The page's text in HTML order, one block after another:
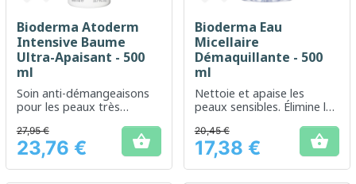
Bioderma Atoderm
Intensive Baume
Ultra-Apaisant - 500
ml
Soin anti-démangeaisons
pour les peaux très
atopiques
Prix
27,95 €
23,76 € 
Bioderma Eau
Micellaire
Démaquillante - 500
ml
Nettoie et apaise les
peaux sensibles. Élimine les
les yeux.
Prix
20,45 €
17,38 € 